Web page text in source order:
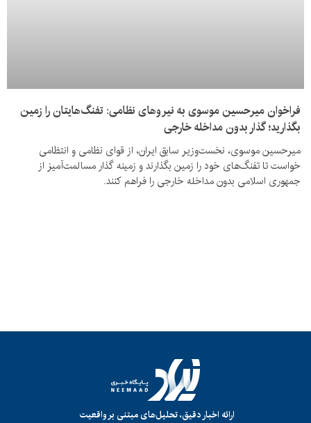
فراخوان میرحسین موسوی به نیروهای نظامی: تفنگ‌هایتان را زمین
بگذارید؛ گذار بدون مداخله خارجی
میرحسین موسوی، نخست‌وزیر سابق ایران، از قوای نظامی و انتظامی
خواست تا تفنگ‌های خود را زمین بگذارند و زمینه گذار مسالمت‌آمیز از
جمهوری اسلامی بدون مداخله خارجی را فراهم کنند.
ارائه اخبار دقیق، تحلیل‌های مبتنی بر واقعیت